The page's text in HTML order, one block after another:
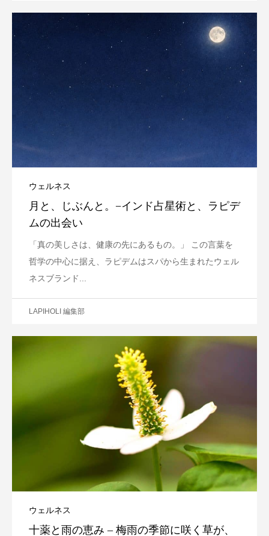
ウェルネス
月と、じぶんと。−インド占星術と、ラピデ
ムの出会い
「真の美しさは、健康の先にあるもの。」 この言葉を
哲学の中心に据え、ラピデムはスパから生まれたウェル
ネスブランド...
LAPIHOLI 編集部
ウェルネス
十薬と雨の恵み – 梅雨の季節に咲く草が、